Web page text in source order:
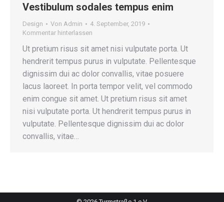
Vestibulum sodales tempus enim
Design Von Admin
4. September, 2019
Kommentar hinterlassen
Ut pretium risus sit amet nisi vulputate porta. Ut
hendrerit tempus purus in vulputate. Pellentesque
dignissim dui ac dolor convallis, vitae posuere
lacus laoreet. In porta tempor velit, vel commodo
enim congue sit amet. Ut pretium risus sit amet
nisi vulputate porta. Ut hendrerit tempus purus in
vulputate. Pellentesque dignissim dui ac dolor
convallis, vitae…